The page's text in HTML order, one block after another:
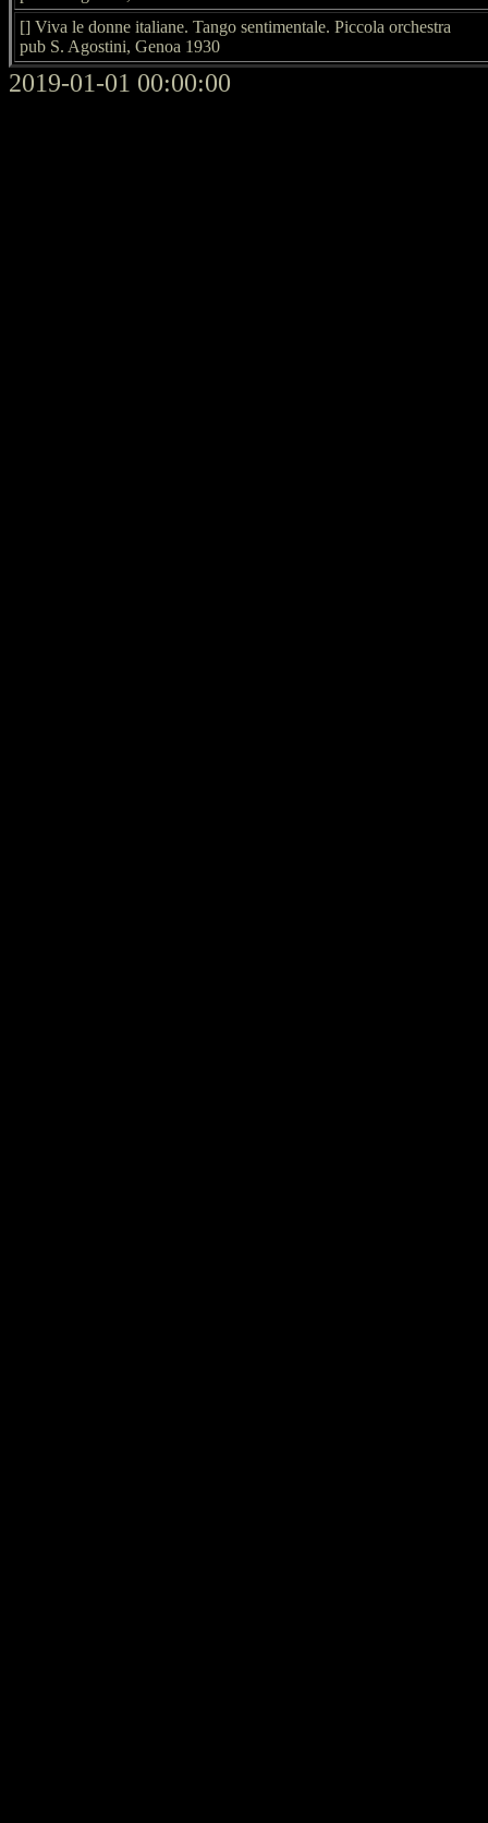
[] Viva le donne italiane. Tango sentimentale. Piccola orchestra
pub S. Agostini, Genoa 1930
2019-01-01 00:00:00